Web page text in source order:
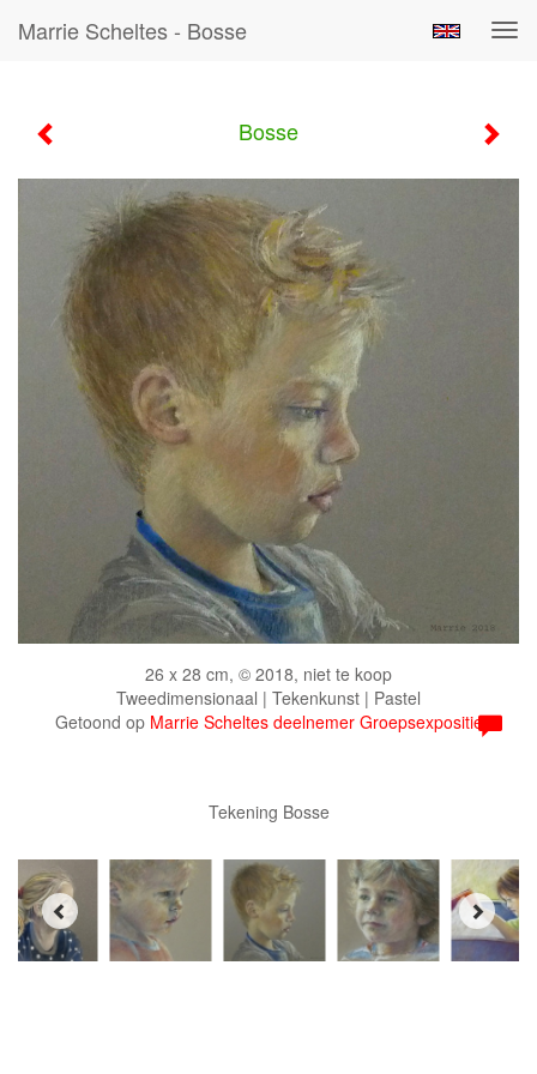
Marrie Scheltes - Bosse
Bosse
26 x 28 cm, © 2018, niet te koop
Tweedimensionaal | Tekenkunst | Pastel
Getoond op Marrie Scheltes deelnemer Groepsexpositie
Tekening Bosse